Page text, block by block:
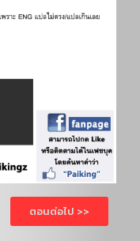
ตอนต่อไป >>